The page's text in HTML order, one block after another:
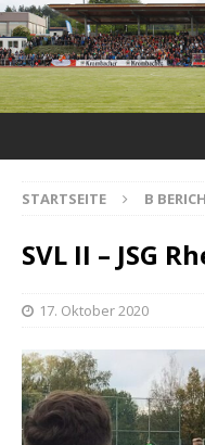
STARTSEITE B
SVL II – JSG
17. Oktober 2020